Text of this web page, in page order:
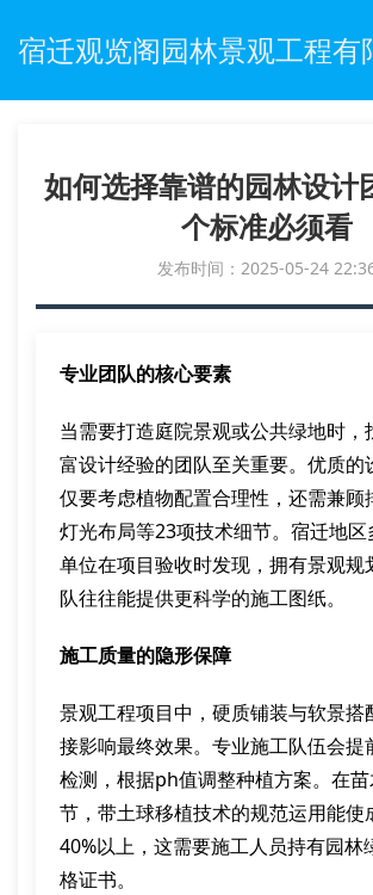
宿迁观览阁园林景观工程有
如何选择靠谱的园林设计
个标准必须看
发布时间：2025-05-24
专业团队的核心要素
当需要打造庭院景观或公共绿地时，
富设计经验的团队至关重要。优质的
仅要考虑植物配置合理性，还需兼顾
灯光布局等23项技术细节。宿迁地区
单位在项目验收时发现，拥有景观规
队往往能提供更科学的施工图纸。
施工质量的隐形保障
景观工程项目中，硬质铺装与软景搭
接影响最终效果。专业施工队伍会提
检测，根据ph值调整种植方案。在
节，带土球移植技术的规范运用能使
40%以上，这需要施工人员持有园林
格证书。